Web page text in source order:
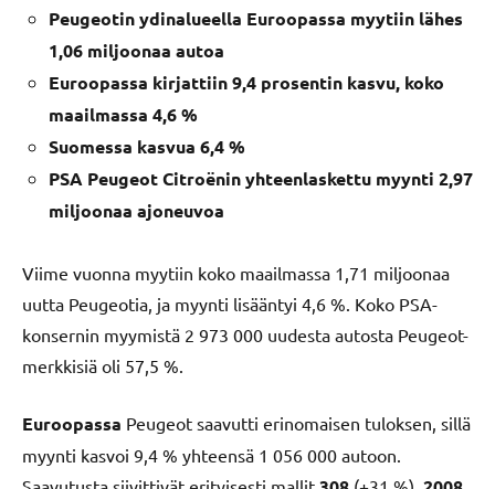
Peugeotin ydinalueella Euroopassa myytiin lähes
1,06 miljoonaa autoa
Euroopassa kirjattiin 9,4 prosentin kasvu, koko
maailmassa 4,6 %
Suomessa kasvua 6,4 %
PSA Peugeot Citroënin yhteenlaskettu myynti 2,97
miljoonaa ajoneuvoa
Viime vuonna myytiin koko maailmassa 1,71 miljoonaa
uutta Peugeotia, ja myynti lisääntyi 4,6 %. Koko PSA-
konsernin myymistä 2 973 000 uudesta autosta Peugeot-
merkkisiä oli 57,5 %.
Euroopassa Peugeot saavutti erinomaisen tuloksen, sillä
myynti kasvoi 9,4 % yhteensä 1 056 000 autoon.